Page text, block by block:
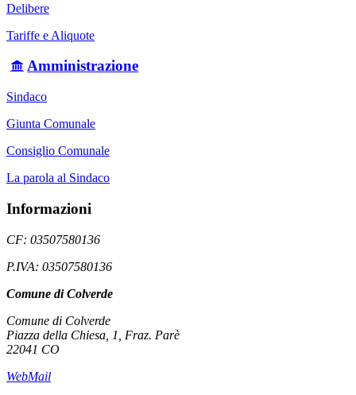
Delibere
Tariffe e Aliquote
Amministrazione
Sindaco
Giunta Comunale
Consiglio Comunale
La parola al Sindaco
Informazioni
CF: 03507580136
P.IVA: 03507580136
Comune di Colverde
Comune di Colverde
Piazza della Chiesa, 1, Fraz. Parè
22041 CO
WebMail